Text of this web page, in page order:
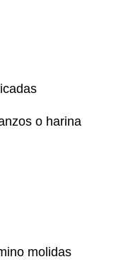
o harina
molidas